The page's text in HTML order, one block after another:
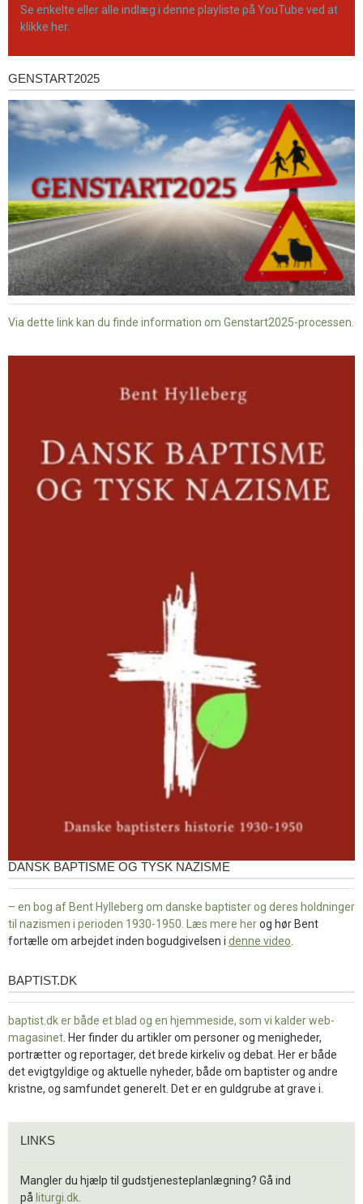
Se enkelte eller alle indlæg i denne playliste på YouTube ved at
klikke her.
Genstart2025
GENSTART2025
Via dette link kan du finde information om Genstart2025-processen.
DANSK BAPTISME OG TYSK NAZISME
– en bog af Bent Hylleberg om danske baptister og deres holdninger
til nazismen i perioden 1930-1950. Læs mere herog hør Bent
fortælle om arbejdet inden bogudgivelsen i denne video
baptist.dk
BAPTIST.DK
baptist.dk er både et blad og en hjemmeside, som vi kalder web-
magasinet . Her finder du artikler om personer og menigheder,
portrætter og reportager, det brede kirkeliv og debat. Her er både
det evigtgyldige og aktuelle nyheder, både om baptister og andre
kristne, og samfundet generelt. Det er en guldgrube at grave i.
LINKS
Mangler du hjælp til gudstjenesteplanlægning? Gå ind
på liturgi.dk